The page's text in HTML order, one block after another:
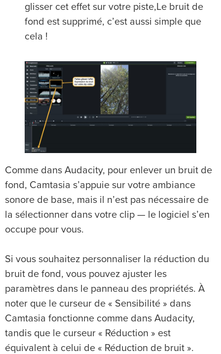
glisser cet effet sur votre piste,Le bruit de
fond est supprimé, c’est aussi simple que
cela !
Comme dans Audacity, pour enlever un bruit de
fond, Camtasia s’appuie sur votre ambiance
sonore de base, mais il n’est pas nécessaire de
la sélectionner dans votre clip — le logiciel s’en
occupe pour vous.
Si vous souhaitez personnaliser la réduction du
bruit de fond, vous pouvez ajuster les
paramètres dans le panneau des propriétés. À
noter que le curseur de « Sensibilité » dans
Camtasia fonctionne comme dans Audacity,
tandis que le curseur « Réduction » est
équivalent à celui de « Réduction de bruit ».